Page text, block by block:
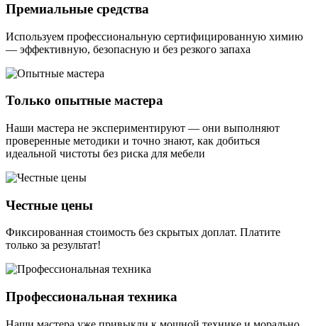
Премиальные средства
Используем профессиональную сертифицированную химию
— эффективную, безопасную и без резкого запаха
Только опытные мастера
Наши мастера не экспериментируют — они выполняют
проверенные методики и точно знают, как добиться
идеальной чистоты без риска для мебели
Честные цены
Фиксированная стоимость без скрытых доплат. Платите
только за результат!
Профессиональная техника